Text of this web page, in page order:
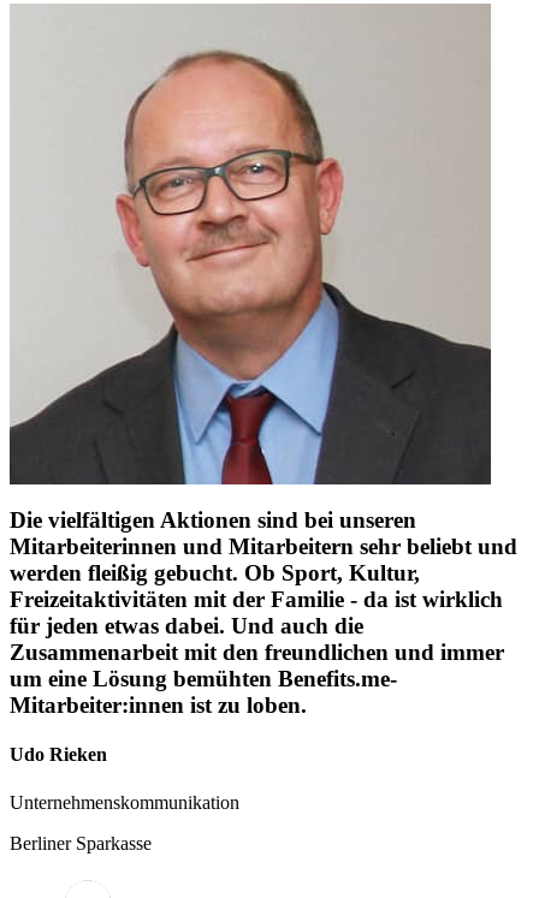
Die vielfältigen Aktionen sind bei unseren
Mitarbeiterinnen und Mitarbeitern sehr beliebt und
werden fleißig gebucht. Ob Sport, Kultur,
Freizeitaktivitäten mit der Familie - da ist wirklich
für jeden etwas dabei. Und auch die
Zusammenarbeit mit den freundlichen und immer
um eine Lösung bemühten Benefits.me-
Mitarbeiter:innen ist zu loben.
Udo Rieken
Unternehmenskommunikation
Berliner Sparkasse